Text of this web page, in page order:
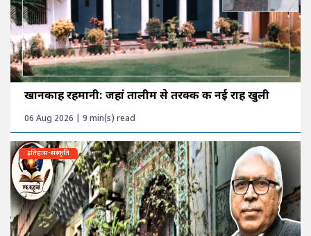
खानकाह रहमानी: जहां तालीम से तरक्की की नई राह खुली
06 Aug 2026 | 9 min(s) read
इतिहास-संस्कृति